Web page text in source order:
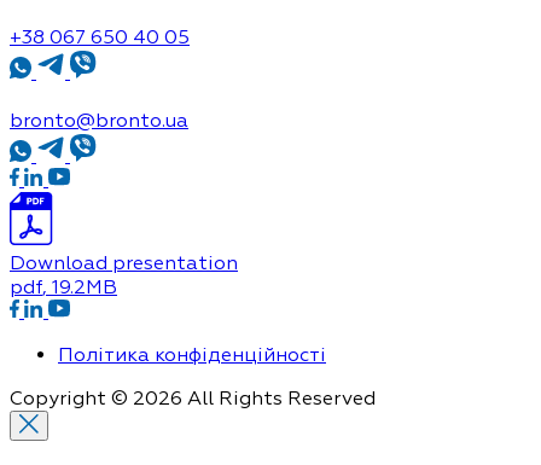
+38 067 650 40 05
bronto@bronto.ua
Download presentation
pdf, 19.2MB
Політика конфіденційності
Copyright © 2026 All Rights Reserved